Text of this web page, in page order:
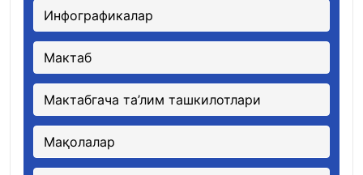
Инфографикалар
Мактаб
Мактабгача та’лим ташкилотлари
Мақолалар